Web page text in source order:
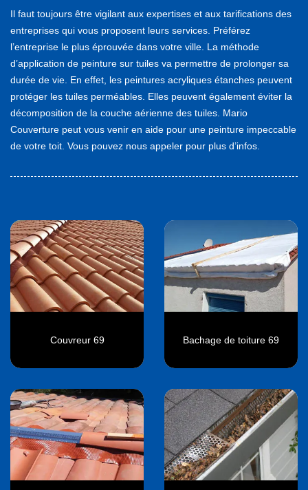
Il faut toujours être vigilant aux expertises et aux tarifications des
entreprises qui vous proposent leurs services. Préférez
l’entreprise le plus éprouvée dans votre ville. La méthode
d’application de peinture sur tuiles va permettre de prolonger sa
durée de vie. En effet, les peintures acryliques étanches peuvent
protéger les tuiles perméables. Elles peuvent également éviter la
décomposition de la couche aérienne des tuiles. Mario
Couverture peut vous venir en aide pour une peinture impeccable
de votre toit. Vous pouvez nous appeler pour plus d’infos.
Couvreur 69 Bachage de toiture 69